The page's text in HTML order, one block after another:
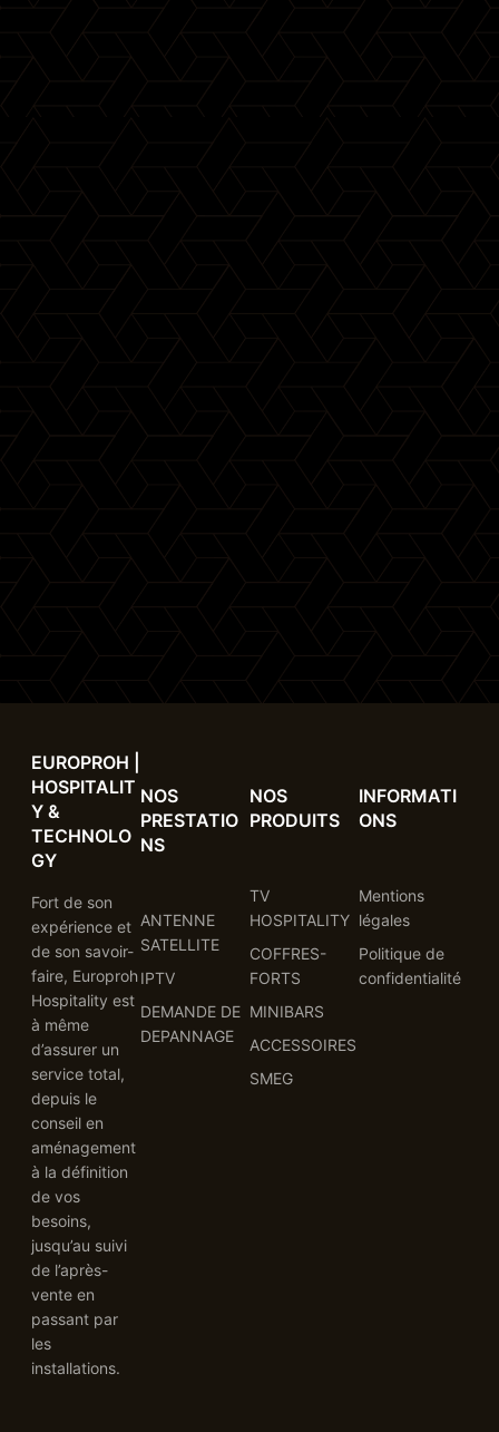
EUROPROH |
HOSPITALIT
Y &
TECHNOLO
GY
Fort de son
expérience et
de son savoir-
faire, Europroh
Hospitality est
à même
d’assurer un
service total,
depuis le
conseil en
aménagement
à la définition
de vos
besoins,
jusqu’au suivi
de l’après-
vente en
passant par
les
installations.
NOS
PRESTATIO
NS
ANTENNE
SATELLITE
IPTV
DEMANDE DE
DEPANNAGE
NOS
PRODUITS
TV
HOSPITALITY
COFFRES-
FORTS
MINIBARS
ACCESSOIRES
SMEG
INFORMATI
ONS
Mentions
légales
Politique de
confidentialité